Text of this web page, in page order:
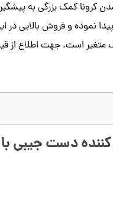
کرونا کمک بزرگی به
نموده و فروش بالایی
است. جهت اطلاع از
دست جیبی